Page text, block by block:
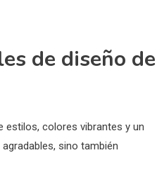
de diseño de
estilos, colores vibrantes y un
sino también